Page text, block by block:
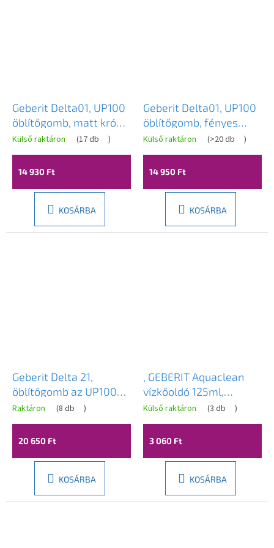
Geberit Delta01, UP100
öblítőgomb, matt króm,
115.107.46.1
Külső raktáron (17 db )
14 930 Ft
KOSÁRBA
Geberit Delta01, UP100
öblítőgomb, fényes
króm, 115.107.21.1
Külső raktáron (>20 db )
14 950 Ft
KOSÁRBA
Geberit Delta 21,
öblítőgomb az UP100
rendszerhez, matt
króm, 115.125.46.5
Raktáron (8 db )
20 650 Ft
KOSÁRBA
, GEBERIT Aquaclean
vízkőoldó 125ml,
147.040.00.1
Külső raktáron (3 db )
3 060 Ft
KOSÁRBA